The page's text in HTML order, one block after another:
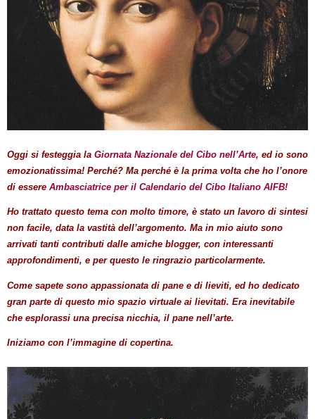
Oggi si festeggia la Giornata Nazionale del Cibo nell’Arte, ed io sono
emozionatissima! Perché? Ma perché è la prima volta che ho l’onore
di essere Ambasciatrice per il Calendario del Cibo Italiano AIFB!
Ho trattato questo tema con molto timore, è stato un lavoro di sintesi
non facile, data la vastità dell’argomento. Ma in mio aiuto sono
arrivati tanti contributi dalle amiche blogger, con interessanti
approfondimenti, e per questo le ringrazio particolarmente.
Come sapete sono appassionata di pane e di lieviti, ed ho dedicato
gran parte di questo mio spazio virtuale ai lievitati. Era inevitabile
che esplorassi una precisa nicchia, il pane nell’arte.
Iniziamo con l’immagine di copertina.